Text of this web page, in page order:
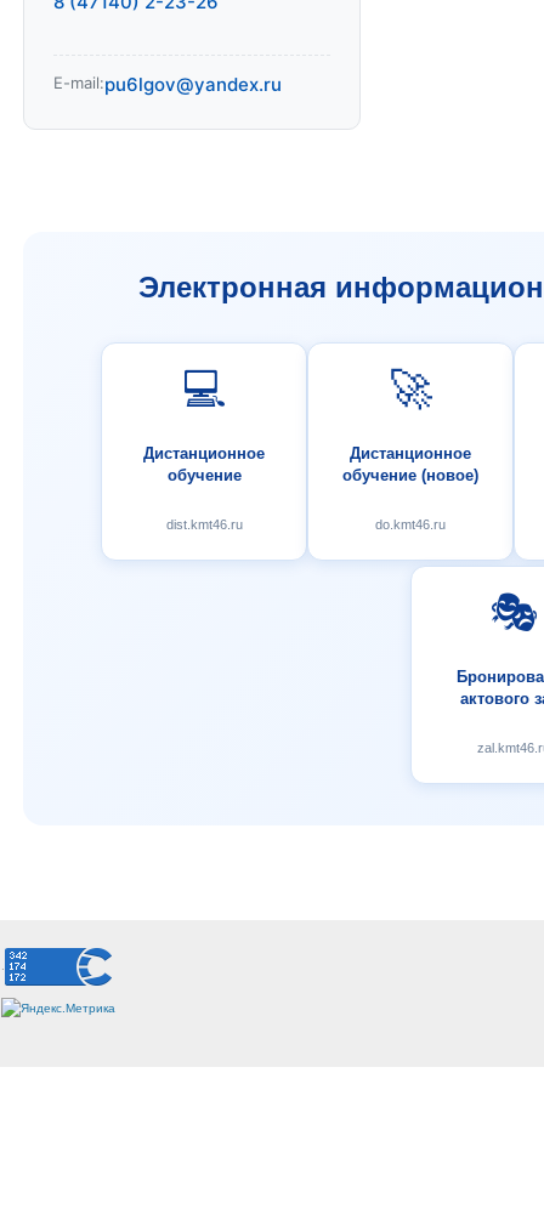
E-mail:pu6lgov@yandex.ru
Электронная
💻
Дистанционное
обучение
dist.kmt46.ru
🚀
Дистанционное
обучение (новое)
do.kmt46.ru
🎭
актового